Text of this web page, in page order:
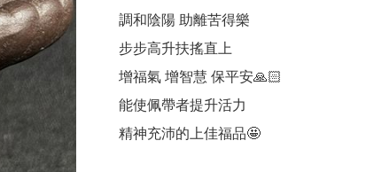
調和陰陽 助離苦得樂
步步高升扶搖直上
增福氣 增智慧 保平安🙏🏻
能使佩帶者提升活力
精神充沛的上佳福品🤩